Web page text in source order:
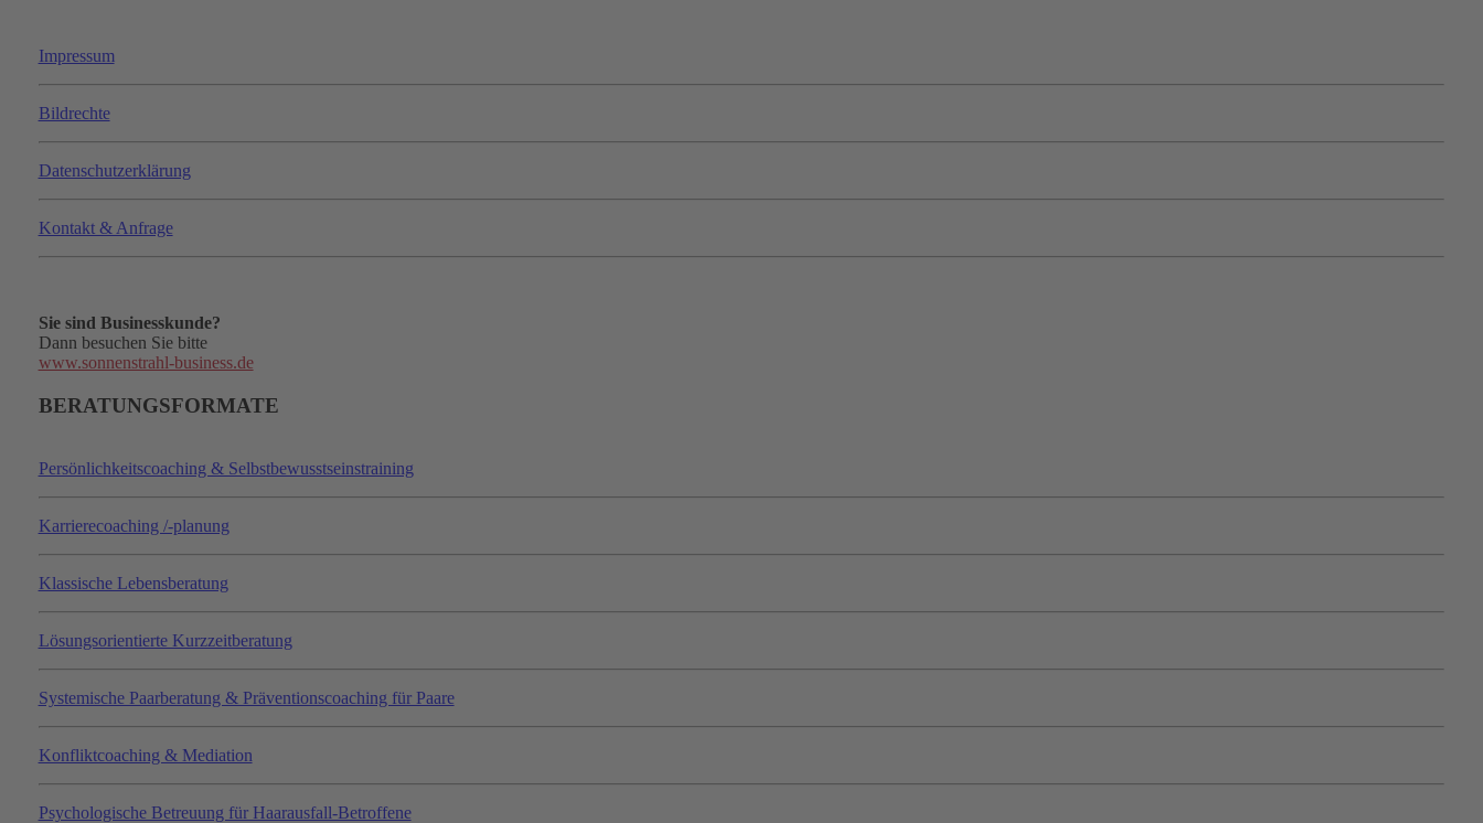
Impressum
Bildrechte
Datenschutzerklärung
Kontakt & Anfrage
Sie sind Businesskunde?
Dann besuchen Sie bitte
www.sonnenstrahl-business.de
BERATUNGSFORMATE
Persönlichkeitscoaching & Selbstbewusstseinstraining
Karrierecoaching /-planung
Klassische Lebensberatung
Lösungsorientierte Kurzzeitberatung
Systemische Paarberatung & Präventionscoaching für Paare
Konfliktcoaching & Mediation
Psychologische Betreuung für Haarausfall-Betroffene